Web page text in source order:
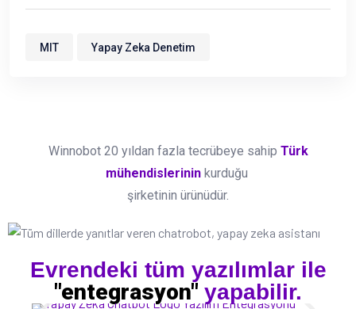
MIT Yapay Zeka Denetim
Winnobot 20 yıldan fazla tecrübeye sahip Türk
mühendislerininkurduğu
şirketinin ürünüdür.
Evrendeki tüm yazılımlar ile
"entegrasyon" yapabilir.